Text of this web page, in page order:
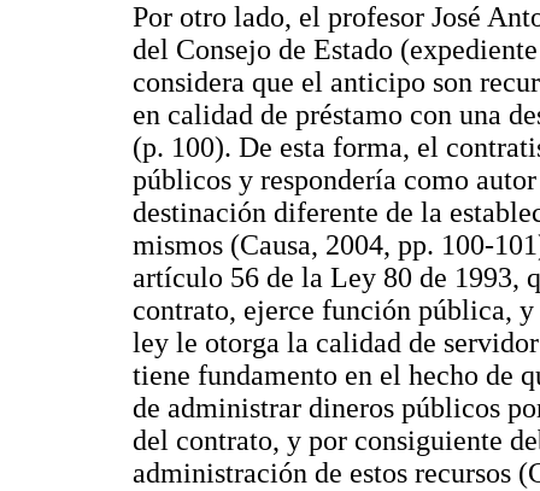
Por otro lado, el profesor José
del Consejo de Estado
considera que el anticipo son
en calidad de préstamo con una
(p. 100). De esta forma, el
públicos y respondería como
destinación diferente de la
mismos (Causa, 2004, pp. 100-
artículo 56 de la Ley 80 de 1993,
contrato, ejerce función pública,
ley le otorga la calidad de
tiene fundamento en el hecho de
de administrar dineros públicos
del contrato, y por consiguiente
administración de estos recursos